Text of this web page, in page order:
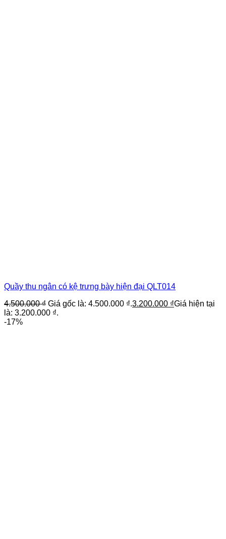
Quầy thu ngân có kệ trưng bày hiện đại QLT014
4.500.000₫ Giá gốc là: 4.500.000 ₫.3.200.000 ₫Giá hiện tại
là: 3.200.000 ₫.
-17%